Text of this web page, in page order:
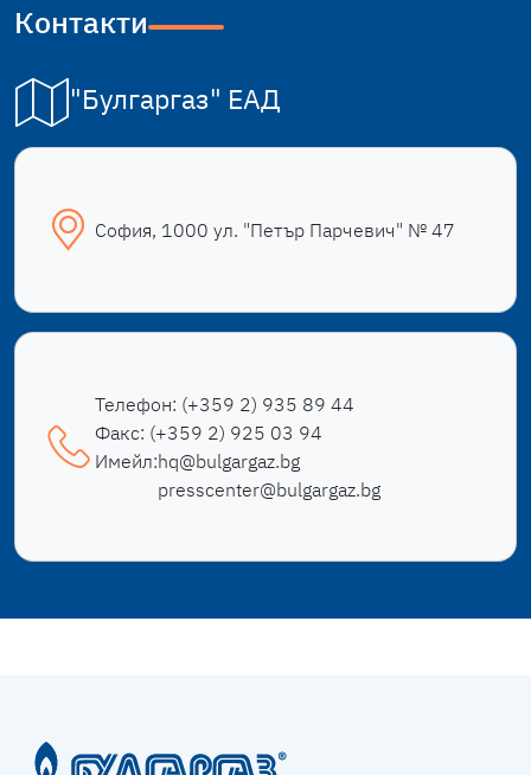
Контакти
"Булгаргаз" ЕАД
София, 1000 ул. "Петър Парчевич" № 47
Телефон: (+359 2) 935 89 44
Факс: (+359 2) 925 03 94
Имейл:hq@bulgargaz.bg
presscenter@bulgargaz.bg